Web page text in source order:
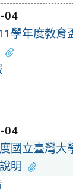
04
學年度教
04
國立臺灣大
明